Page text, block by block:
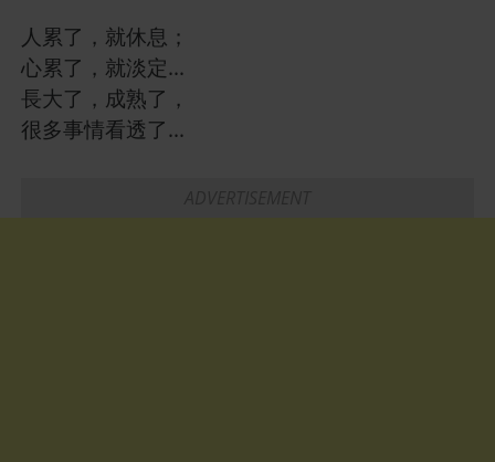
人累了，就休息；
心累了，就淡定...
長大了，成熟了，
很多事情看透了...